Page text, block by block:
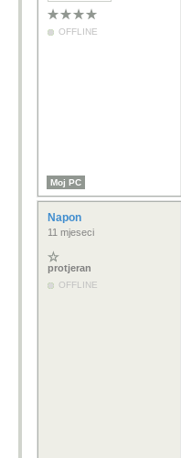
OFFLINE
Moj PC
Napon
11 mjeseci
protjeran
OFFLINE